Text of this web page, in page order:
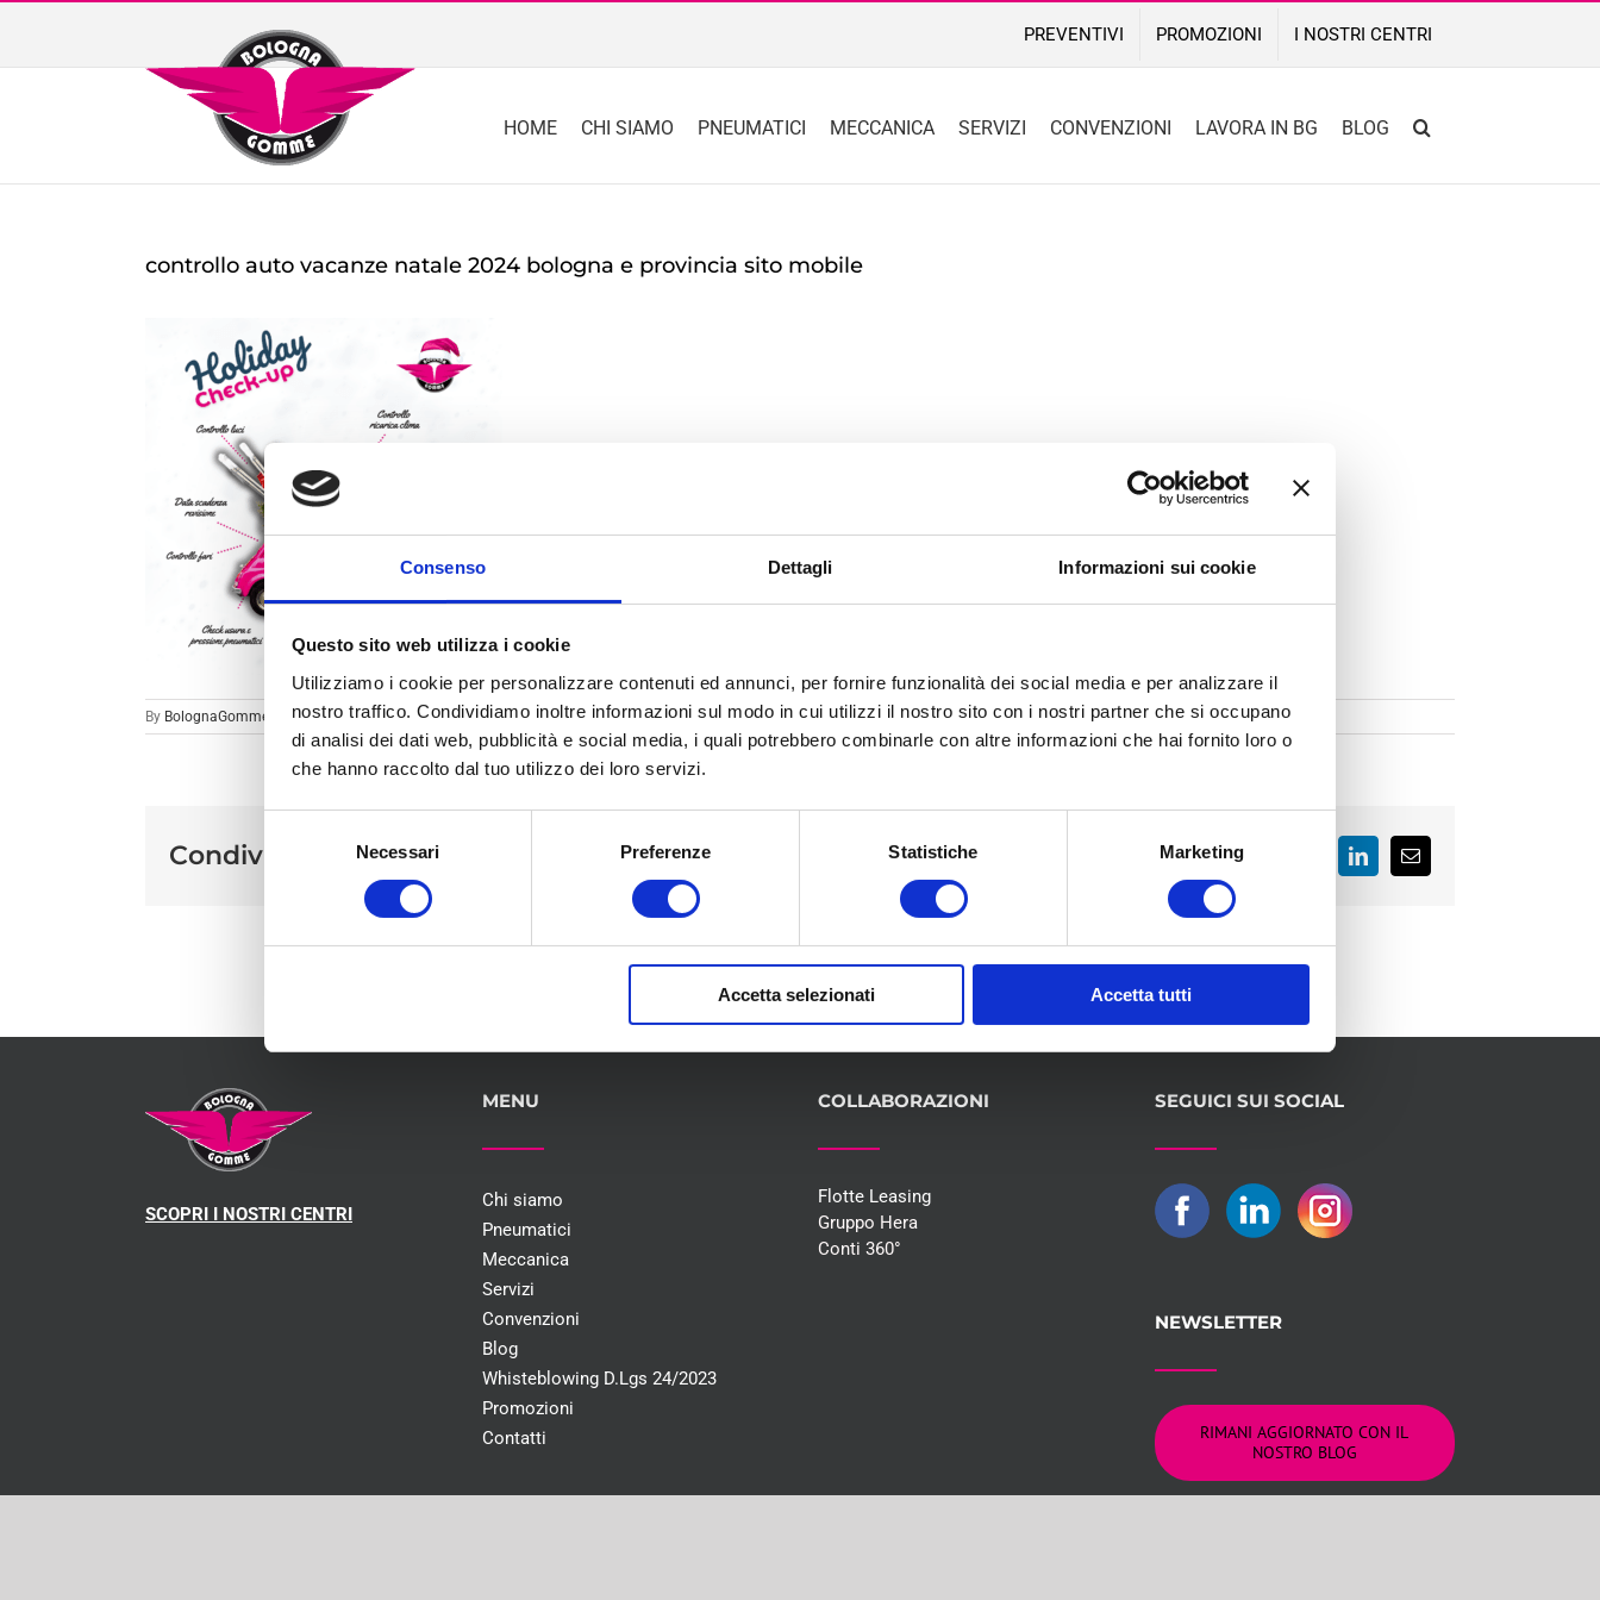
Consenso Dettagli Informazioni sui cookie
Questo sito web utilizza i cookie
Utilizziamo i cookie per personalizzare contenuti ed annunci, per fornire funzionalità dei social media e per analizzare il
nostro traffico. Condividiamo inoltre informazioni sul modo in cui utilizzi il nostro sito con i nostri partner che si occupano
di analisi dei dati web, pubblicità e social media, i quali potrebbero combinarle con altre informazioni che hai fornito loro o
che hanno raccolto dal tuo utilizzo dei loro servizi.
Necessari Preferenze Statistiche Marketing
Accetta selezionati Accetta tutti
content
PREVENTIVI PROMOZIONI I NOSTRI CENTRI
HOME CHI SIAMO PNEUMATICI MECCANICA SERVIZI CONVENZIONI LAVORA IN BG BLOG
controllo auto vacanze natale 2024 bologna e provincia sito mobile
By BolognaGomme
Condividi sui social FacebookLinkedInEmail
SCOPRI I NOSTRI CENTRI
MENU
Chi siamo
Pneumatici
Meccanica
Servizi
Convenzioni
Blog
Whisteblowing D.Lgs 24/2023
Promozioni
Contatti
COLLABORAZIONI
Flotte Leasing
Gruppo Hera
Conti 360°
SEGUICI SUI SOCIAL
NEWSLETTER
RIMANI AGGIORNATO CON IL
NOSTRO BLOG